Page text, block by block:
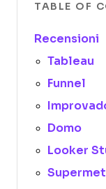
TABLE OF
Recensioni
Tableau
Funnel
Domo
Looker